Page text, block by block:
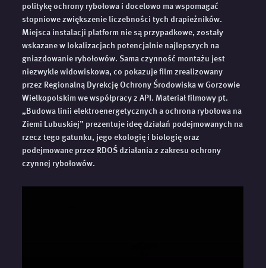
politykę ochrony rybołowa i docelowo ma wspomagać
stopniowe zwiększenie liczebności tych drapieżników.
Miejsca instalacji platform nie są przypadkowe, zostały
wskazane w lokalizacjach potencjalnie najlepszych na
gniazdowanie rybołowów. Sama czynność montażu jest
niezwykle widowiskowa, co pokazuje film zrealizowany
przez Regionalną Dyrekcję Ochrony Środowiska w Gorzowie
Wielkopolskim we współpracy z API. Materiał filmowy pt.
„Budowa linii elektroenergetycznych a ochrona rybołowa na
Ziemi Lubuskiej” prezentuje ideę działań podejmowanych na
rzecz tego gatunku, jego ekologię i biologię oraz
podejmowane przez RDOŚ działania z zakresu ochrony
czynnej rybołowów.